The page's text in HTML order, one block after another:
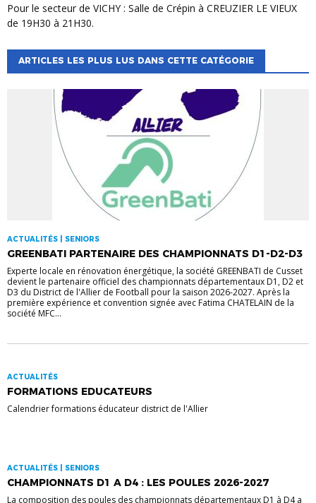
Pour le secteur de VICHY : Salle de Crépin à CREUZIER LE VIEUX
de 19H30 à 21H30.
ARTICLES LES PLUS LUS DANS CETTE CATÉGORIE
ACTUALITÉS | SENIORS
GREENBATI PARTENAIRE DES CHAMPIONNATS D1-D2-D3
Experte locale en rénovation énergétique, la société GREENBATI de Cusset
devient le partenaire officiel des championnats départementaux D1, D2 et
D3 du District de l'Allier de Football pour la saison 2026-2027. Après la
première expérience et convention signée avec Fatima CHATELAIN de la
société MFC...
ACTUALITÉS
FORMATIONS EDUCATEURS
Calendrier formations éducateur district de l'Allier
ACTUALITÉS | SENIORS
CHAMPIONNATS D1 A D4 : LES POULES 2026-2027
La composition des poules des championnats départementaux D1 à D4 a